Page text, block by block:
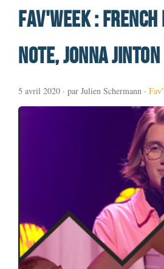
Fav'Week :
note, Jonna
5 avril 2020 · par Julien Schermann ·